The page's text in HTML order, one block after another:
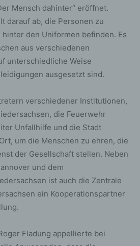
Mensch dahinter“ eröffnet.
darauf ab, die Personen zu
den Uniformen befinden. Es
aus verschiedenen
unterschiedliche Weise
ausgesetzt sind.
verschiedener Institutionen,
die Feuerwehr
Unfallhilfe und die Stadt
um die Menschen zu ehren, die
der Gesellschaft stellen. Neben
und dem
ist auch die Zentrale
ein Kooperationspartner
Fladung appellierte bei